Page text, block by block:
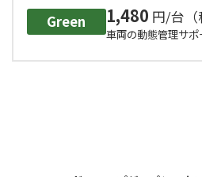
Green 1,480 円/台（
車両の動態管理サ